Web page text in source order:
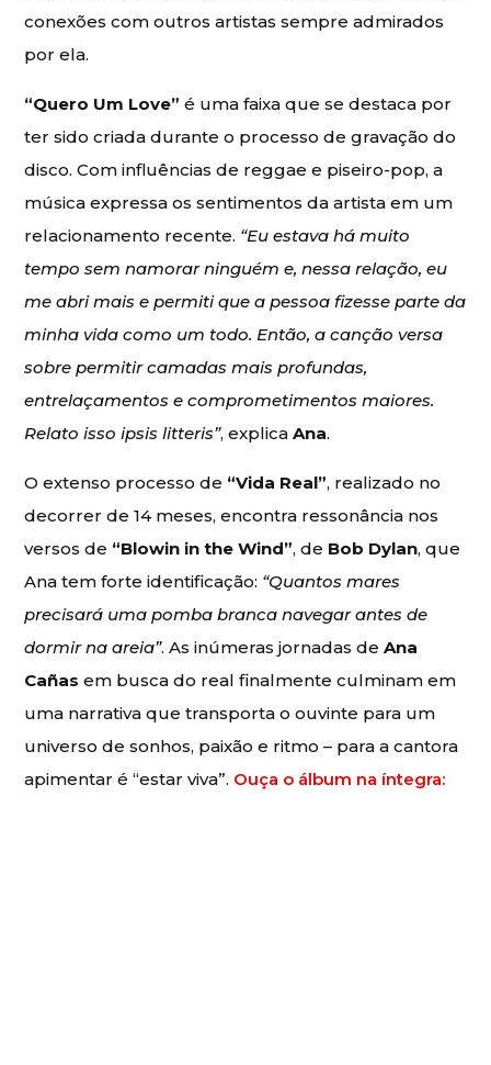
conexões com outros artistas sempre admirados
por ela.
“Quero Um Love” é uma faixa que se destaca por
ter sido criada durante o processo de gravação do
disco. Com influências de reggae e piseiro-pop, a
música expressa os sentimentos da artista em um
relacionamento recente. “Eu estava há muito
tempo sem namorar ninguém e, nessa relação, eu
me abri mais e permiti que a pessoa fizesse parte da
minha vida como um todo. Então, a canção versa
sobre permitir camadas mais profundas,
entrelaçamentos e comprometimentos maiores.
Relato isso ipsis litteris”, explicaAna.
O extenso processo de “Vida Real”, realizado no
decorrer de 14 meses, encontra ressonância nos
versos de “Blowin in the Wind”, de Bob Dylan, que
Ana tem forte identificação: “Quantos mares
precisará uma pomba branca navegar antes de
dormir na areia”. As inúmeras jornadas deAna
Cañas em busca do real finalmente culminam em
uma narrativa que transporta o ouvinte para um
universo de sonhos, paixão e ritmo – para a cantora
apimentar é “estar viva”. Ouça o álbum na íntegra: